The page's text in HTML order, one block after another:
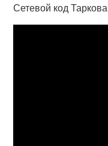
Сетевой код Таркова